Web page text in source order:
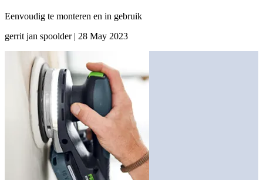
Eenvoudig te monteren en in gebruik
gerrit jan spoolder| 28 May 2023